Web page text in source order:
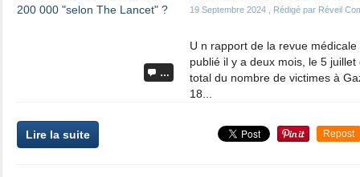
…
19 Septembre 2024 , Rédigé par Réveil
U n rapport de la revue
publié il y a deux mois, le 5
total du nombre de victimes à
18...
Lire la suite Repost